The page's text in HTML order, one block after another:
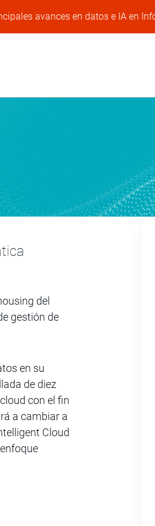
avances en datos e IA en
del
gestión de
en su
de diez
con el fin
a cambiar a
Cloud